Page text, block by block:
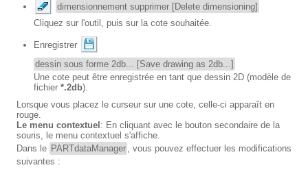
dimensionnement supprimer [Delete dimensioning]
Cliquez sur l'outil, puis sur la cote souhaitée.
Enregistrer
dessin sous forme 2db... [Save drawing as 2db...]
Une cote peut être enregistrée en tant que dessin 2D (modèle de
fichier *.2db).
Lorsque vous placez le curseur sur une cote, celle-ci apparaît en
rouge.
Le menu contextuel : En cliquant avec le bouton secondaire de la
souris, le menu contextuel s'affiche.
Dans le PARTdataManager , vous pouvez effectuer les modifications
suivantes :